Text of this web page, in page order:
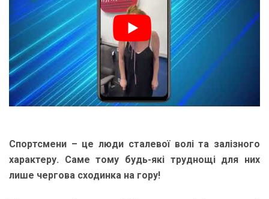
Спортсмени – це люди сталевої волі та залізного
характеру. Саме тому будь-які труднощі для них
лише чергова сходинка на гору!